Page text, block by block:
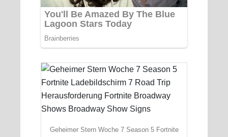
Geheimer Stern Woche 7 Season 5 Fortnite